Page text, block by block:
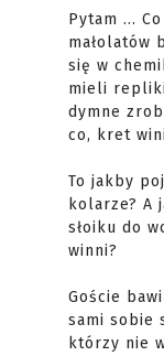
Pytam ...
małolatów
się w
mieli
dymne
co, kret
To jakby
kolarze? A
słoiku do
winni?
Goście
sami sobie
którzy nie